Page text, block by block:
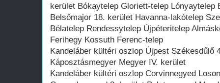
kerület Bókaytelep Gloriett-telep Lónyaytelep
Belsőmajor 18. kerület Havanna-lakótelep
Bélatelep Rendessytelep Újpéteritelep
Ferihegy Kossuth Ferenc-telep
Kandeláber kültéri oszlop Újpest Székesdűlő
Káposztásmegyer Megyer IV. kerület
Kandeláber kültéri oszlop Corvinnegyed